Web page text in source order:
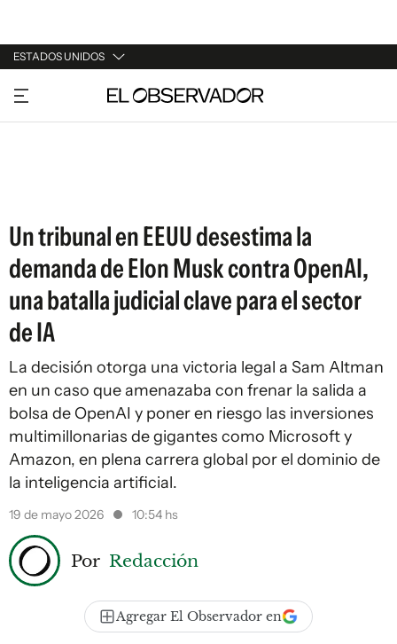
ESTADOS UNIDOS
URUGUAY
ARGENTINA
Un tribunal en EEUU desestima la
demanda de Elon Musk contra OpenAI,
una batalla judicial clave para el sector
de IA
La decisión otorga una victoria legal a Sam Altman
en un caso que amenazaba con frenar la salida a
bolsa de OpenAI y poner en riesgo las inversiones
multimillonarias de gigantes como Microsoft y
Amazon, en plena carrera global por el dominio de
la inteligencia artificial.
19 de mayo 2026 10:54 hs
Por Redacción
Agregar El Observador en